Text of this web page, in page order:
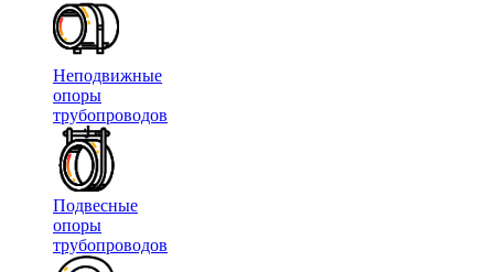
Неподвижные
опоры
трубопроводов
Подвесные
опоры
трубопроводов